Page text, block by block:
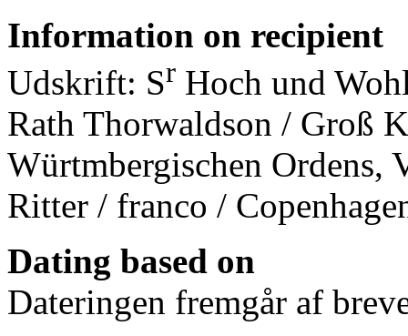
Information on recipient
Udskrift: Sr Hoch und
Rath Thorwaldson / Groß
Würtmbergischen Ordens,
Ritter / franco /
Dating based on
Dateringen fremgår af